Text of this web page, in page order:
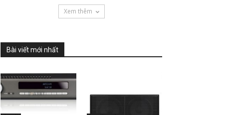
Xem thêm
Bài viết mới nhất